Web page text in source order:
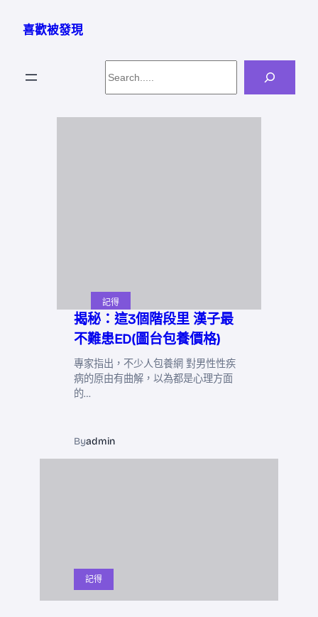
喜歡被發現
記得
揭秘：這3個階段里 漢子最
不難患ED(圖台包養價格)
專家指出，不少人包養網 對男性性疾
病的原由有曲解，以為都是心理方面
的…
Byadmin
記得